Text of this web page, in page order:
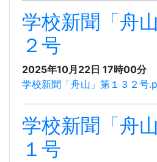
学校新聞「舟
２号
2025年10月22日 17時00分
学校新聞「舟山」第１３２号
学校新聞「舟
１号